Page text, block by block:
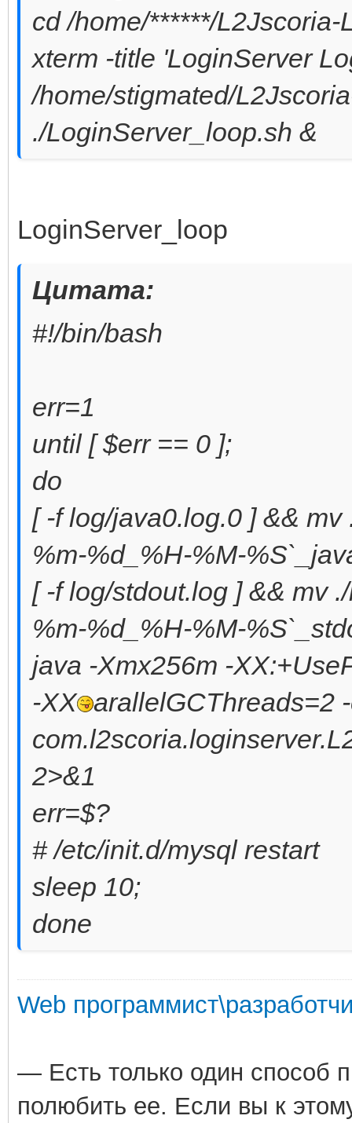
cd /home/******/L2Jscoria-
xterm -title 'LoginServer
/home/stigmated/
./LoginServer_loop.sh &
LoginServer_loop
Цитата:
#!/bin/bash
err=1
until [ $err == 0 ];
do
[ -f log/java0.log.0 ] &&
%m-%d_%H-%M-
[ -f log/stdout.log ] && mv
%m-%d_%H-%M-
java -Xmx256m -
-XX arallelGCThreads=2
2>&1
err=$?
# /etc/init.d/mysql restart
sleep 10;
done
Web
— Есть только один способ
полюбить ее. Если вы к